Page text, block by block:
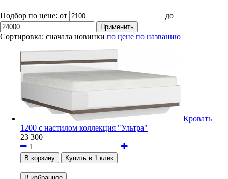
Подбор по цене: от до
Сортировка: сначала новинки по цене по названию
Кровать
1200 с настилом коллекция "Ультра"
23 300